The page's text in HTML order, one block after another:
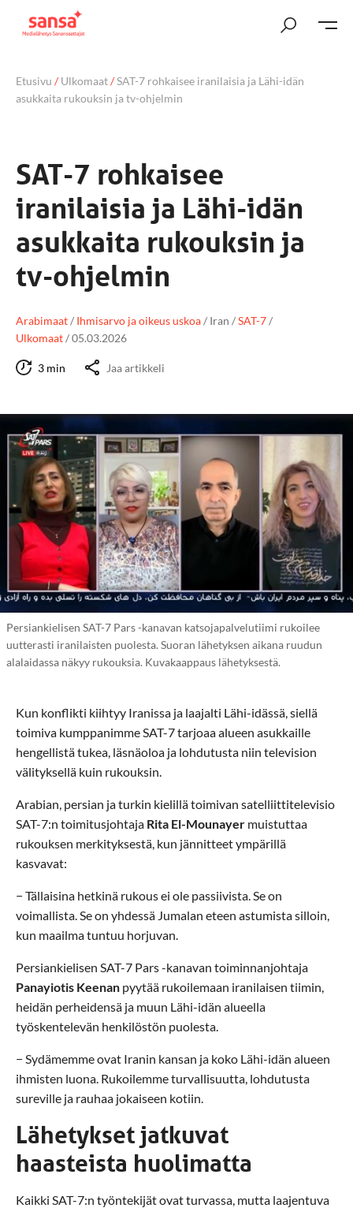
Etusivu /Ulkomaat/SAT-7 rohkaisee iranilaisia ja Lähi-idän
asukkaita rukouksin ja tv-ohjelmin
SAT-7 rohkaisee
iranilaisia ja Lähi-idän
asukkaita rukouksin ja
tv-ohjelmin
Arabimaat/ Ihmisarvo ja oikeus uskoa/ Iran /SAT-7/
Ulkomaat/05.03.2026
3 min Jaa artikkeli
Persiankielisen SAT-7 Pars -kanavan katsojapalvelutiimi rukoilee
uutterasti iranilaisten puolesta. Suoran lähetyksen aikana ruudun
alalaidassa näkyy rukouksia. Kuvakaappaus lähetyksestä.
Kun konflikti kiihtyy Iranissa ja laajalti Lähi-idässä, siellä
toimiva kumppanimme SAT-7 tarjoaa alueen asukkaille
hengellistä tukea, läsnäoloa ja lohdutusta niin television
välityksellä kuin rukouksin.
Arabian, persian ja turkin kielillä toimivan satelliittitelevisio
SAT-7:n toimitusjohtaja Rita El-Mounayer muistuttaa
rukouksen merkityksestä, kun jännitteet ympärillä
kasvavat:
− Tällaisina hetkinä rukous ei ole passiivista. Se on
voimallista. Se on yhdessä Jumalan eteen astumista silloin,
kun maailma tuntuu horjuvan.
Persiankielisen SAT-7 Pars -kanavan toiminnanjohtaja
Panayiotis Keenan pyytää rukoilemaan iranilaisen tiimin,
heidän perheidensä ja muun Lähi-idän alueella
työskentelevän henkilöstön puolesta.
− Sydämemme ovat Iranin kansan ja koko Lähi-idän alueen
ihmisten luona. Rukoilemme turvallisuutta, lohdutusta
sureville ja rauhaa jokaiseen kotiin.
Lähetykset jatkuvat
haasteista huolimatta
Kaikki SAT-7:n työntekijät ovat turvassa, mutta laajentuva